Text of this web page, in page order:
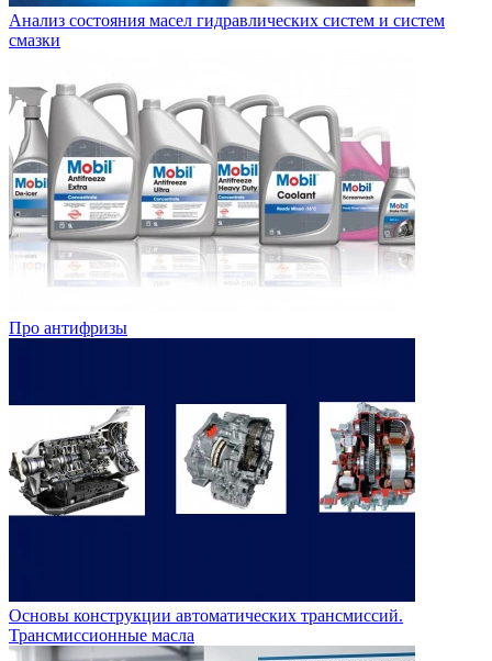
Анализ состояния масел гидравлических систем и систем
смазки
Про антифризы
Основы конструкции автоматических трансмиссий.
Трансмиссионные масла